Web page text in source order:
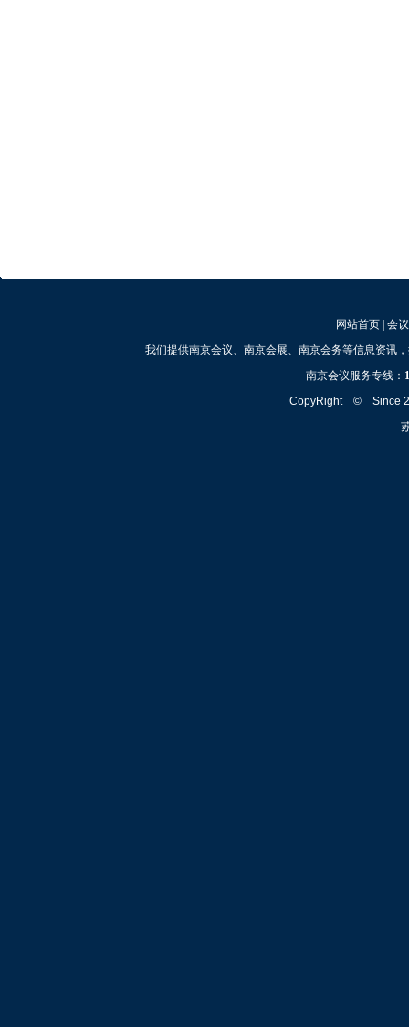
网站首页| 会
我们提供南京会议、南京会展、南京会务等信息资讯
南京会议服务专线：
CopyRight © Since